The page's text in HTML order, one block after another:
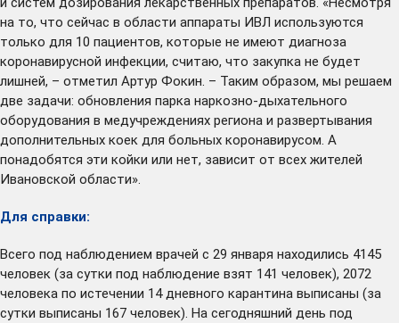
на то, что сейчас в области аппараты ИВЛ используются
только для 10 пациентов, которые не имеют диагноза
коронавирусной инфекции, считаю, что закупка не будет
лишней, – отметил Артур Фокин. – Таким образом, мы решаем
две задачи: обновления парка наркозно-дыхательного
оборудования в медучреждениях региона и развертывания
дополнительных коек для больных коронавирусом. А
понадобятся эти койки или нет, зависит от всех жителей
Ивановской области».
Для справки:
Всего под наблюдением врачей с 29 января находились 4145
человек (за сутки под наблюдение взят 141 человек), 2072
человека по истечении 14 дневного карантина выписаны (за
сутки выписаны 167 человек). На сегодняшний день под